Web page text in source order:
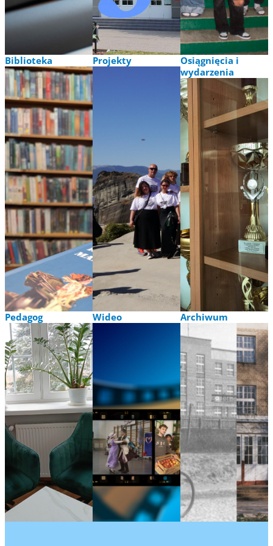
z uczniem
przewlekle
chorym
rekrutacji
Biblioteka
Wydarzenia
Zbiory
Katalog
NPRC
Linki
O bibliotece
Archiwum
biblioteki
Projekty
“e-Przyrodnik”
Dzień Ziemi
Edukacja
szkoły dla
przyszłości
Ziemi
Ziemia jest
tylko jedna
cultural
Understanding
Osiągnięcia i
wydarzenia
Nasi
olimpijczycy
Konkursy
Sport
Wydarzenia
patriotyczno –
sportowe
Oddział
Przygotowania
Wojskowego
Pedagog
Godziny pracy
pedagoga
szkolnego
Strony
profilaktyczne
i bezpłatne
infolinie
Literatura dla
rodziców
Wideo
szkolne
Archiwum
Jesienne Trele
Szkolny Festiwal
Talentów
Gazetka szkolna
Cenzor
Oświęcim 2009
Warsztaty
ekologiczne
Wymiana
młodzieży
Audycje
radiowęzła
szkolnego